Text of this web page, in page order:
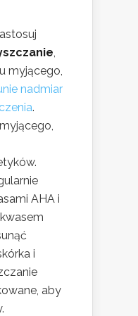
,
myjącego,
nadmiar
.
AHA i
i
aby